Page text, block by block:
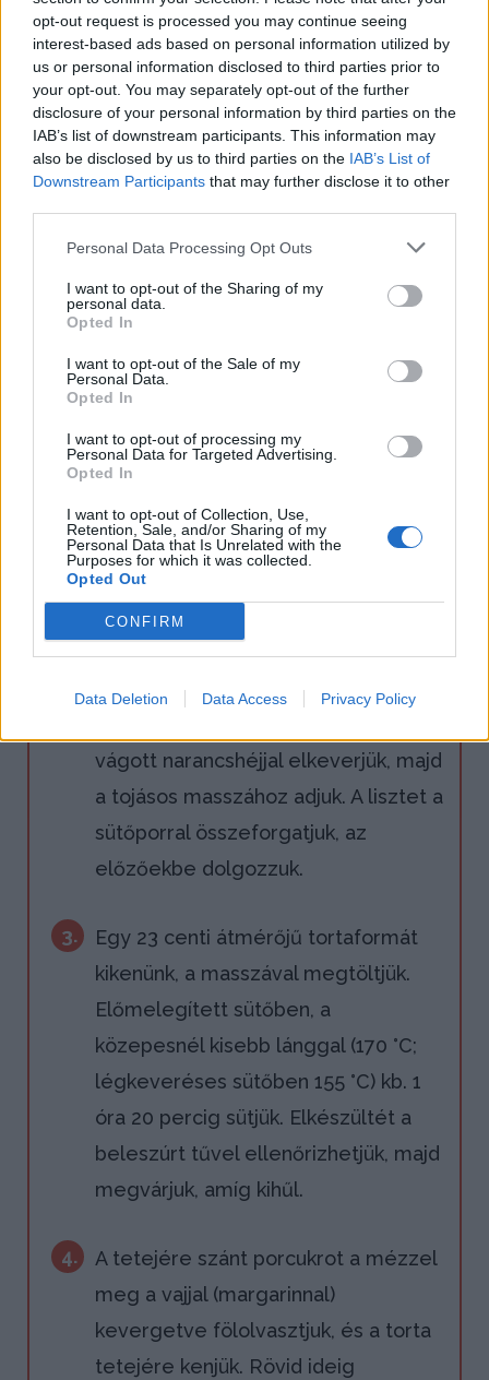
opt-out request is processed you may continue seeing
interest-based ads based on personal information utilized by
us or personal information disclosed to third parties prior to
your opt-out. You may separately opt-out of the further
disclosure of your personal information by third parties on the
IAB’s list of downstream participants. This information may
also be disclosed by us to third parties on the IAB’s List of
Downstream Participants that may further disclose it to other
Personal Data Processing Opt Outs
I want to opt-out of the Sharing of my
personal data.
Opted In
I want to opt-out of the Sale of my
Personal Data.
Opted In
I want to opt-out of processing my
Personal Data for Targeted Advertising.
Opted In
I want to opt-out of Collection, Use,
Retention, Sale, and/or Sharing of my
Personal Data that Is Unrelated with the
Purposes for which it was collected.
Opted Out
CONFIRM
Data Deletion Data Access Privacy Policy
1.
A tésztához a cukrot a tojásokkal
meg a vaníliás cukorral habosra
keverjük, ez elektromos habverővel
4-5 perc. Csipetnyit megsózzuk, a
tejszínt meg az olvasztott vajat
(margarint) belecsorgatjuk.
A sárgarépát megtisztítjuk, finomra
vágott narancshéjjal elkeverjük, majd
a tojásos masszához adjuk. A lisztet a
sütőporral összeforgatjuk, az
előzőekbe dolgozzuk.
3.
Egy 23 centi átmérőjű tortaformát
kikenünk, a masszával megtöltjük.
Előmelegített sütőben, a
közepesnél kisebb lánggal (170 °C;
légkeveréses sütőben 155 °C) kb. 1
óra 20 percig sütjük. Elkészültét a
beleszúrt tűvel ellenőrizhetjük, majd
megvárjuk, amíg kihűl.
4.
A tetejére szánt porcukrot a mézzel
meg a vajjal (margarinnal)
kevergetve fölolvasztjuk, és a torta
tetejére kenjük. Rövid ideig